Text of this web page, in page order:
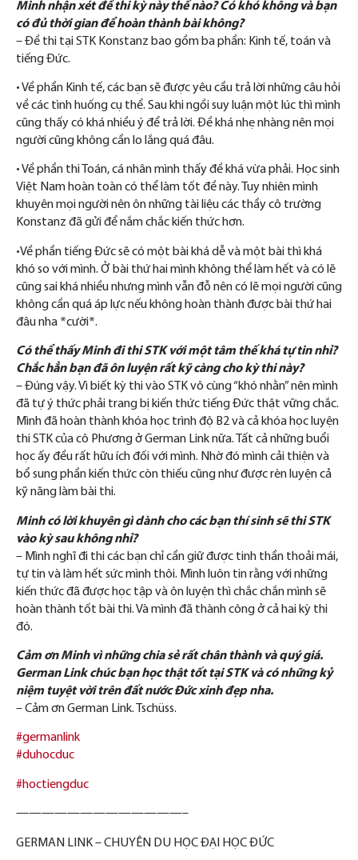
Minh nhận xét đề thi kỳ này thế nào? Có khó không và bạn
có đủ thời gian để hoàn thành bài không?
– Đề thi tại STK Konstanz bao gồm ba phần: Kinh tế, toán và
tiếng Đức.
• Về phần Kinh tế, các bạn sẽ được yêu cầu trả lời những câu hỏi
về các tình huống cụ thể. Sau khi ngồi suy luận một lúc thì mình
cũng thấy có khá nhiều ý để trả lời. Đề khá nhẹ nhàng nên mọi
người cũng không cần lo lắng quá đâu.
• Về phần thi Toán, cá nhân mình thấy đề khá vừa phải. Học sinh
Việt Nam hoàn toàn có thể làm tốt đề này. Tuy nhiên mình
khuyên mọi người nên ôn những tài liệu các thầy cô trường
Konstanz đã gửi để nắm chắc kiến thức hơn.
•Về phần tiếng Đức sẽ có một bài khá dễ và một bài thì khá
khó so với mình. Ở bài thứ hai mình không thể làm hết và có lẽ
cũng sai khá nhiều nhưng mình vẫn đỗ nên có lẽ mọi người cũng
không cần quá áp lực nếu không hoàn thành được bài thứ hai
đâu nha *cười*.
Có thể thấy Minh đi thi STK với một tâm thế khá tự tin nhỉ?
Chắc hẳn bạn đã ôn luyện rất kỹ càng cho kỳ thi này?
– Đúng vậy. Vì biết kỳ thi vào STK vô cùng “khó nhằn” nên mình
đã tự ý thức phải trang bị kiến thức tiếng Đức thật vững chắc.
Mình đã hoàn thành khóa học trình độ B2 và cả khóa học luyện
thi STK của cô Phương ở German Link nữa. Tất cả những buổi
học ấy đều rất hữu ích đối với mình. Nhờ đó mình cải thiện và
bổ sung phần kiến thức còn thiếu cũng như được rèn luyện cả
kỹ năng làm bài thi.
Minh có lời khuyên gì dành cho các bạn thí sinh sẽ thi STK
vào kỳ sau không nhỉ?
– Mình nghĩ đi thi các bạn chỉ cần giữ được tinh thần thoải mái,
tự tin và làm hết sức mình thôi. Mình luôn tin rằng với những
kiến thức đã được học tập và ôn luyện thì chắc chắn mình sẽ
hoàn thành tốt bài thi. Và mình đã thành công ở cả hai kỳ thi
đó.
Cảm ơn Minh vì những chia sẻ rất chân thành và quý giá.
German Link chúc bạn học thật tốt tại STK và có những kỷ
niệm tuyệt vời trên đất nước Đức xinh đẹp nha.
– Cảm ơn German Link. Tschüss.
#germanlink
#duhocduc
#hoctiengduc
—————————————–
GERMAN LINK – CHUYÊN DU HỌC ĐẠI HỌC ĐỨC